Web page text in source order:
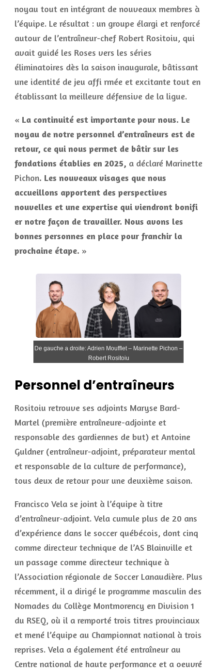
noyau tout en intégrant de nouveaux membres à
l’équipe. Le résultat : un groupe élargi et renforcé
autour de l’entraîneur-chef Robert Rositoiu, qui
avait guidé les Roses vers les séries
éliminatoires dès la saison inaugurale, bâtissant
une identité de jeu affi rmée et excitante tout en
établissant la meilleure défensive de la ligue.
« La continuité est importante pour nous. Le
noyau de notre personnel d’entraîneurs est de
retour, ce qui nous permet de bâtir sur les
fondations établies en 2025, a déclaré Marinette
Pichon. Les nouveaux visages que nous
accueillons apportent des perspectives
nouvelles et une expertise qui viendront bonifi
er notre façon de travailler. Nous avons les
bonnes personnes en place pour franchir la
prochaine étape. »
De gauche a droite: Adrien Moufflet – Marinette Pichon –
Robert Rositoiu
Personnel d’entraîneurs
Rositoiu retrouve ses adjoints Maryse Bard-
Martel (première entraîneure-adjointe et
responsable des gardiennes de but) et Antoine
Guldner (entraîneur-adjoint, préparateur mental
et responsable de la culture de performance),
tous deux de retour pour une deuxième saison.
Francisco Vela se joint à l’équipe à titre
d’entraîneur-adjoint. Vela cumule plus de 20 ans
d’expérience dans le soccer québécois, dont cinq
comme directeur technique de l’AS Blainville et
un passage comme directeur technique à
l’Association régionale de Soccer Lanaudière. Plus
récemment, il a dirigé le programme masculin des
Nomades du Collège Montmorency en Division 1
du RSEQ, où il a remporté trois titres provinciaux
et mené l’équipe au Championnat national à trois
reprises. Vela a également été entraîneur au
Centre national de haute performance et a oeuvré